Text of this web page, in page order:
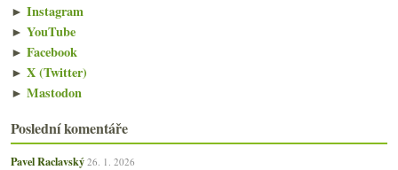
► Instagram
► YouTube
► Facebook
► X (Twitter)
► Mastodon
Poslední komentáře
Pavel Raclavský 26. 1. 2026